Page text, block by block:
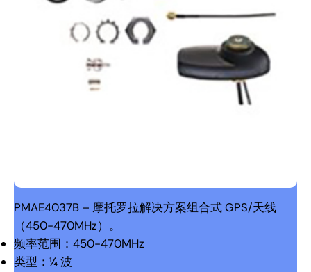
PMAE4037B – 摩托罗拉解决方案组合式 GPS/天线
（450-470MHz）。
频率范围：450-470MHz
类型：¼ 波